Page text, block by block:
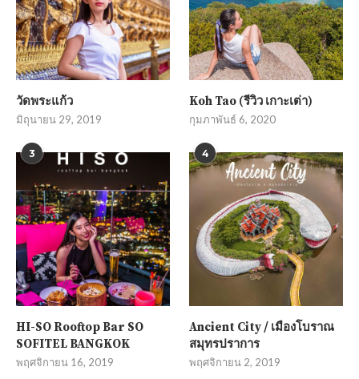
วัดพระแก้ว
มิถุนายน 29, 2019
Koh Tao (รีวิว เกาะเต่า)
กุมภาพันธ์ 6, 2020
3
HI-SO Rooftop Bar SO
SOFITEL BANGKOK
พฤศจิกายน 16, 2019
4
Ancient City / เมืองโบราณ
สมุทรปราการ
พฤศจิกายน 2, 2019